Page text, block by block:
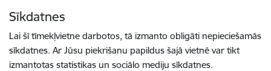
Sīkdatnes
Lai šī tīmekļvietne darbotos, tā izmanto obligāti nepieciešamās
sīkdatnes. Ar Jūsu piekrišanu papildus šajā vietnē var tikt
izmantotas statistikas un sociālo mediju sīkdatnes.